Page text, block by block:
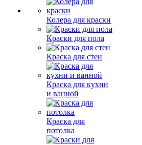
Колера для краски
Краски для пола
Краска для стен
Краска для кухни
и ванной
Краска для
потолка